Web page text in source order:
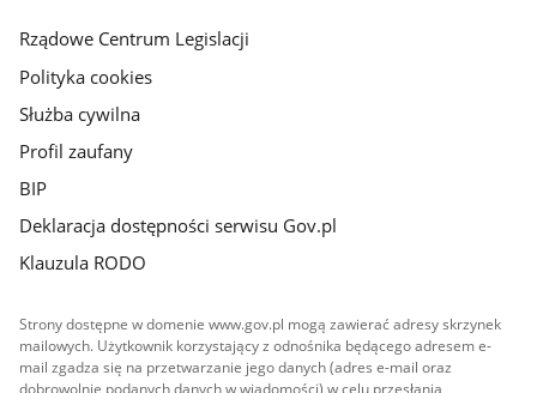
Rządowe Centrum Legislacji
Polityka cookies
Służba cywilna
Profil zaufany
BIP
Deklaracja dostępności serwisu Gov.pl
Klauzula RODO
Strony dostępne w domenie www.gov.pl mogą zawierać adresy skrzynek
mailowych. Użytkownik korzystający z odnośnika będącego adresem e-
mail zgadza się na przetwarzanie jego danych (adres e-mail oraz